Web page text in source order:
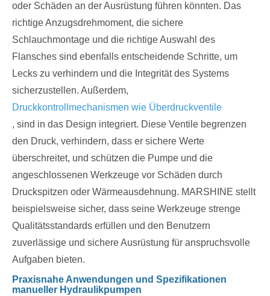
oder Schäden an der Ausrüstung führen könnten. Das
richtige Anzugsdrehmoment, die sichere
Schlauchmontage und die richtige Auswahl des
Flansches sind ebenfalls entscheidende Schritte, um
Lecks zu verhindern und die Integrität des Systems
sicherzustellen. Außerdem,
Druckkontrollmechanismen wie Überdruckventile
, sind in das Design integriert. Diese Ventile begrenzen
den Druck, verhindern, dass er sichere Werte
überschreitet, und schützen die Pumpe und die
angeschlossenen Werkzeuge vor Schäden durch
Druckspitzen oder Wärmeausdehnung. MARSHINE stellt
beispielsweise sicher, dass seine Werkzeuge strenge
Qualitätsstandards erfüllen und den Benutzern
zuverlässige und sichere Ausrüstung für anspruchsvolle
Aufgaben bieten.
Praxisnahe Anwendungen und Spezifikationen
manueller Hydraulikpumpen